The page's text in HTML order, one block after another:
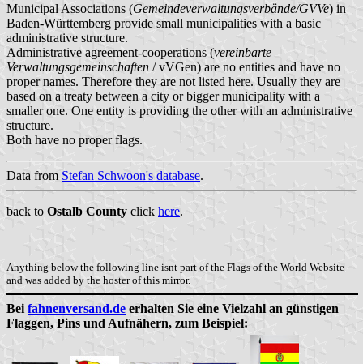
Municipal Associations (Gemeindeverwaltungsverbände/GVVe) in
Baden-Württemberg provide small municipalities with a basic
administrative structure.
Administrative agreement-cooperations (vereinbarte
Verwaltungsgemeinschaften / vVGen) are no entities and have no
proper names. Therefore they are not listed here. Usually they are
based on a treaty between a city or bigger municipality with a
smaller one. One entity is providing the other with an administrative
structure.
Both have no proper flags.
Data from Stefan Schwoon's database.
back to Ostalb County click here.
Anything below the following line isnt part of the Flags of the World Website
and was added by the hoster of this mirror.
Bei fahnenversand.de erhalten Sie eine Vielzahl an günstigen
Flaggen, Pins und Aufnähern, zum Beispiel: